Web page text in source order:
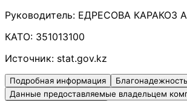
Руководитель: ЕДРЕСОВА КАРАКОЗ
КАТО: 351013100
Источник: stat.gov.kz
Подробная информация
Благонадежность
Данные предоставляемые владельцем